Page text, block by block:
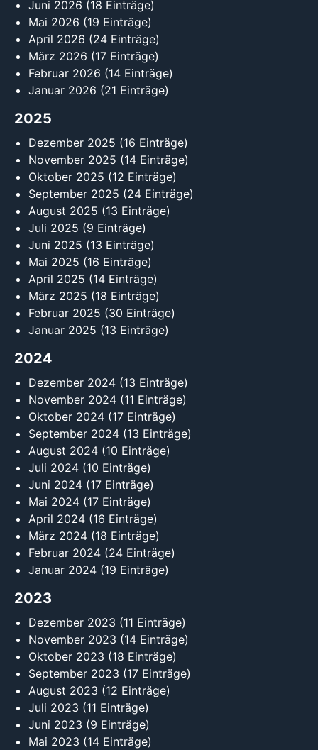
Juni 2026 (18 Einträge)
Mai 2026 (19 Einträge)
April 2026 (24 Einträge)
März 2026 (17 Einträge)
Februar 2026 (14 Einträge)
Januar 2026 (21 Einträge)
2025
Dezember 2025 (16 Einträge)
November 2025 (14 Einträge)
Oktober 2025 (12 Einträge)
September 2025 (24 Einträge)
August 2025 (13 Einträge)
Juli 2025 (9 Einträge)
Juni 2025 (13 Einträge)
Mai 2025 (16 Einträge)
April 2025 (14 Einträge)
März 2025 (18 Einträge)
Februar 2025 (30 Einträge)
Januar 2025 (13 Einträge)
2024
Dezember 2024 (13 Einträge)
November 2024 (11 Einträge)
Oktober 2024 (17 Einträge)
September 2024 (13 Einträge)
August 2024 (10 Einträge)
Juli 2024 (10 Einträge)
Juni 2024 (17 Einträge)
Mai 2024 (17 Einträge)
April 2024 (16 Einträge)
März 2024 (18 Einträge)
Februar 2024 (24 Einträge)
Januar 2024 (19 Einträge)
2023
Dezember 2023 (11 Einträge)
November 2023 (14 Einträge)
Oktober 2023 (18 Einträge)
September 2023 (17 Einträge)
August 2023 (12 Einträge)
Juli 2023 (11 Einträge)
Juni 2023 (9 Einträge)
Mai 2023 (14 Einträge)